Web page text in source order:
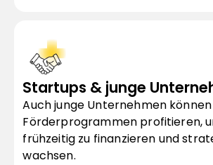
Startups & junge
Auch junge Unternehmen
Förderprogrammen profitieren,
frühzeitig zu finanzieren und
wachsen.